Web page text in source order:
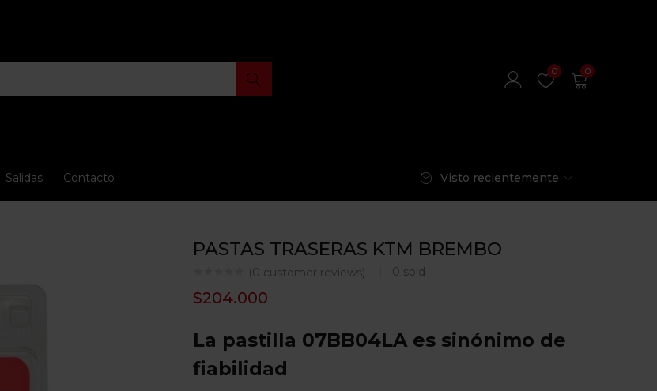
0 0
Salidas Contacto Visto recientemente
PASTAS TRASERAS KTM BREMBO
(0 customer reviews) 0 sold
$204.000
La pastilla 07BB04LA es sinónimo de
fiabilidad